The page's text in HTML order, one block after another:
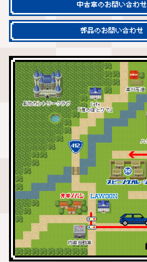
中古車のお問い合わせ
部品のお問い合わせ